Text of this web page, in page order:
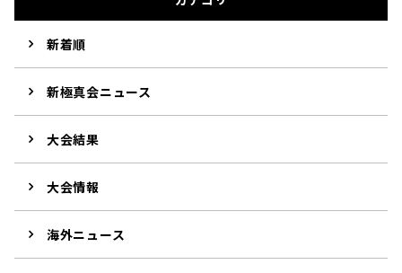
新着順
新極真会ニュース
大会結果
大会情報
海外ニュース